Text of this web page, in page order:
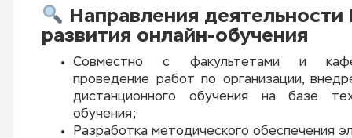
Направления деятельности
развития онлайн-обучения
Совместно с факультетами и
проведение работ по организации,
дистанционного обучения на базе
обучения;
Разработка методического обеспечения